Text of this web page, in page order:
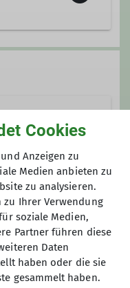
Gruppe
Sektion
gerne
Cookies
Anzeigen zu
Medien anbieten zu
zu analysieren.
Ihrer Verwendung
soziale Medien,
Partner führen diese
Daten
haben oder die sie
gesammelt haben.